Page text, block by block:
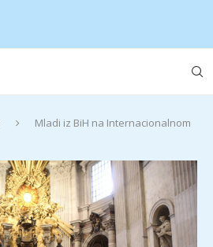
Mladi iz BiH na Internacionalnom